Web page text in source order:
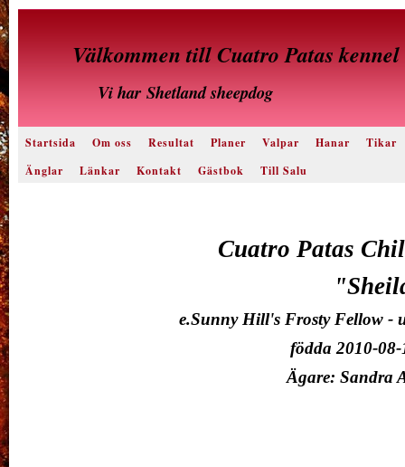
Välkommen till Cuatro Patas kennel
Vi harShetland sheepdog
Startsida Om oss Resultat Planer Valpar Hanar
Tikar
Änglar
Länkar Kontakt Gästbok Till Salu
Cuatro Patas
e.Sunny Hill's Frosty Fellow -
födda 2010-
Ägare: Sandra